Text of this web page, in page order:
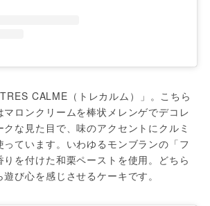
CALME（トレカルム）」。こちら
ロンクリームを棒状メレンゲでデコレ
な見た目で、味のアクセントにクルミ
っています。いわゆるモンブランの「フ
りを付けた和栗ペーストを使用。どちら
び心を感じさせるケーキです。